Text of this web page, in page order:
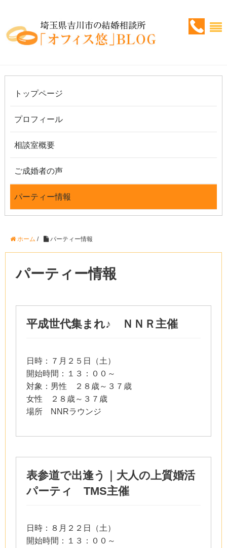
トップページ
プロフィール
相談室概要
ご成婚者の声
パーティー情報
ホーム / パーティー情報
パーティー情報
平成世代集まれ♪ ＮＮＲ主催
日時：７月２５日（土）
開始時間：１３：００～
対象：男性 ２８歳～３７歳
女性 ２８歳～３７歳
場所 NNRラウンジ
表参道で出逢う｜大人の上質婚活
パーティ TMS主催
日時：８月２２日（土）
開始時間：１３：００～